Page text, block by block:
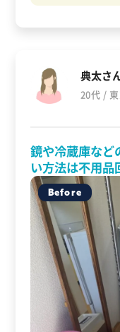
典太さ
20代 /
鏡や冷蔵庫など
い方法は不用品